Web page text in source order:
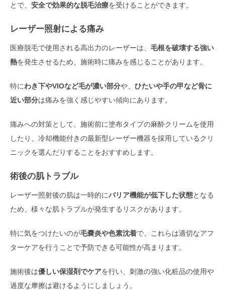
とで、 安全で効果的な脱毛治療を受けることができます。
レーザー照射による痛み
医療脱毛で使用される高出力のレーザーは、 毛根を破壊する強い
熱を発生させるため、施術時に痛みを感じることがあります。
特にわき下やVIOなど毛が濃い部分や、 ひたいや手の甲など骨に
近い部分は痛みを強く感じやすい傾向にあります。
痛みへの対策として、施術前に塗布タイプの麻酔クリームを使用
したり、冷却機能付きの最新型レーザー機器を採用しているクリ
ニックを選んだりすることをおすすめします。
術後の肌トラブル
レーザー照射後の肌は一時的にバリア機能が低下した状態となる
ため、様々な肌トラブルが発生するリスクがあります。
特に気をつけたいのが毛嚢炎や色素沈着で、これらは適切なアフ
ターケアを行うことで予防できる可能性が高まります。
施術後は優しい保湿剤でケアを行い、刺激の強い化粧品の使用や
過度な摩擦は避けるようにしましょう。